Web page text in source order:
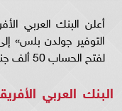
أعلن البنك العربي
لفتح الحساب 50 ألف جنيه.
البنك العربي